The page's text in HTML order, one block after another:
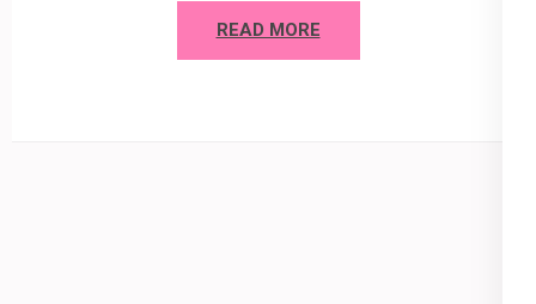
READ MORE